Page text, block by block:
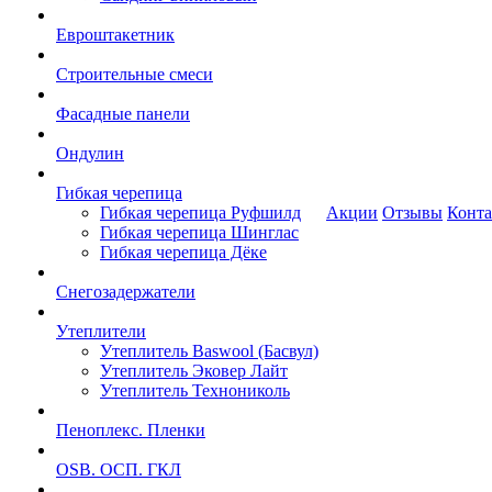
Евроштакетник
Строительные смеси
Фасадные панели
Ондулин
Гибкая черепица
Гибкая черепица Руфшилд
Гибкая черепица Шинглас
Гибкая черепица Дёке
Снегозадержатели
Утеплители
Утеплитель Baswool (Басвул)
Утеплитель Эковер Лайт
Утеплитель Технониколь
Пеноплекс. Пленки
OSB. ОСП. ГКЛ
Акции Отзывы